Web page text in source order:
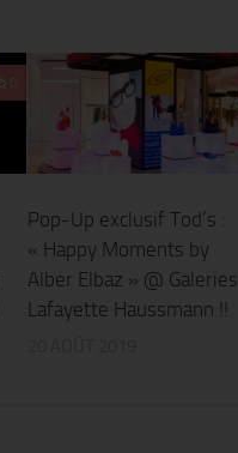
Pop-Up exclusif Tod’s :
« Happy Moments by
Alber Elbaz » @ Galeries
Lafayette Haussmann !!